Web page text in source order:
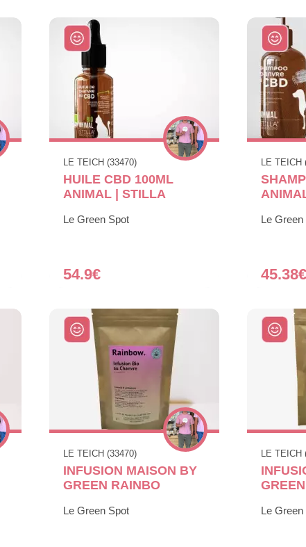
LE TEICH (33470)
HUILE CBD 100ML
ANIMAL | STILLA
Le Green Spot
54.9€
LE TEICH
Le Green
45.38€
LE TEICH (33470)
INFUSION MAISON BY
GREEN RAINBO
Le Green Spot
LE TEICH
Le Green